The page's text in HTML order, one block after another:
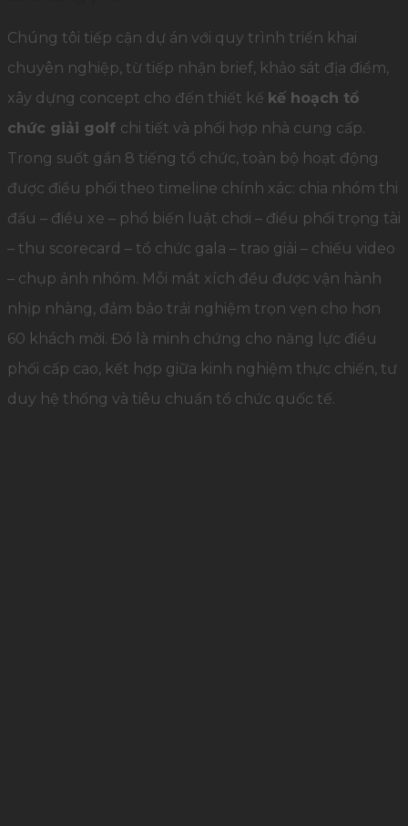
Chúng tôi tiếp cận dự án với quy trình triển khai
chuyên nghiệp, từ tiếp nhận brief, khảo sát địa điểm,
xây dựng concept cho đến thiết kế kế hoạch tổ
chức giải golf chi tiết và phối hợp nhà cung cấp.
Trong suốt gần 8 tiếng tổ chức, toàn bộ hoạt động
được điều phối theo timeline chính xác: chia nhóm thi
đấu – điều xe – phổ biến luật chơi – điều phối trọng tài
– thu scorecard – tổ chức gala – trao giải – chiếu video
– chụp ảnh nhóm. Mỗi mắt xích đều được vận hành
nhịp nhàng, đảm bảo trải nghiệm trọn vẹn cho hơn
60 khách mời. Đó là minh chứng cho năng lực điều
phối cấp cao, kết hợp giữa kinh nghiệm thực chiến, tư
duy hệ thống và tiêu chuẩn tổ chức quốc tế.